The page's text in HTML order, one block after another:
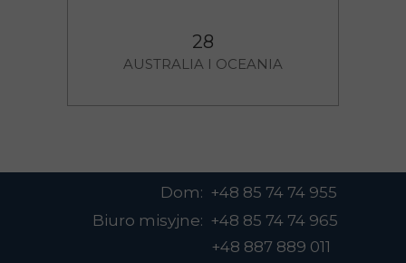
28
AUSTRALIA I OCEANIA
+48 887 889 011
Biuro misyjne: +48 85 74 74 965
Dom: +48 85 74 74 955